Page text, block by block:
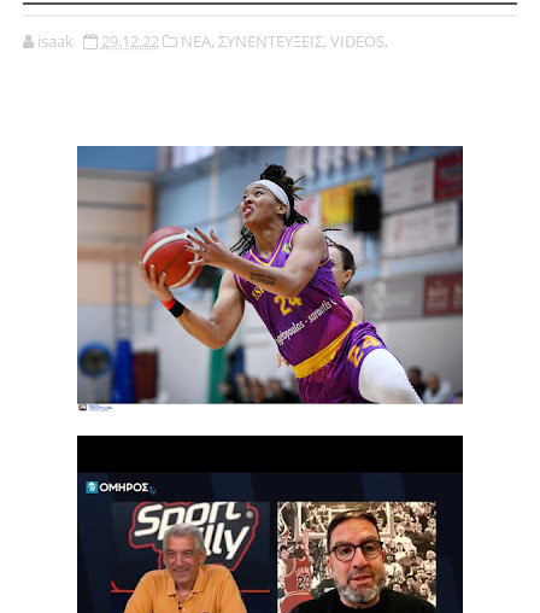
isaak 29.12.22 ΝΕΑ, ΣΥΝΕΝΤΕΥΞΕΙΣ, VIDEOS,